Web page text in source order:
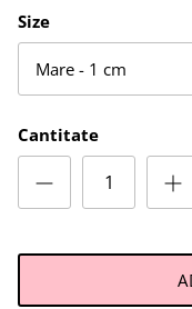
Size
Mare - 1 cm
Cantitate